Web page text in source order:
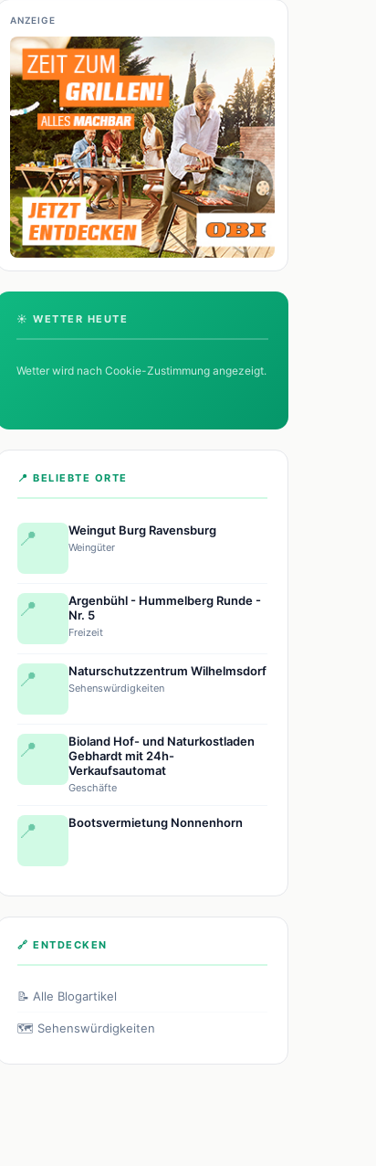
ANZEIGE
☀️ WETTER HEUTE
Wetter wird nach Cookie-Zustimmung angezeigt.
📍 BELIEBTE ORTE
📍 Weingut Burg Ravensburg
Weingüter
📍
Argenbühl - Hummelberg Runde -
Nr. 5
Freizeit
📍 Naturschutzzentrum Wilhelmsdorf
Sehenswürdigkeiten
📍
Bioland Hof- und Naturkostladen
Gebhardt mit 24h-
Verkaufsautomat
Geschäfte
📍 Bootsvermietung Nonnenhorn
🔗 ENTDECKEN
📝 Alle Blogartikel
🗺️ Sehenswürdigkeiten